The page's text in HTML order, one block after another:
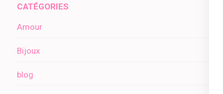
CATÉGORIES
Amour
Bijoux
blog